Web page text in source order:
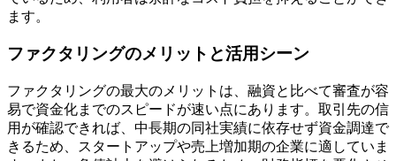
ます。
ファクタリングのメリットと活用シーン
ファクタリングの最大のメリットは、融資と比べて審査が容
易で資金化までのスピードが速い点にあります。取引先の信
用が確認できれば、中長期の同社実績に依存せず資金調達で
きるため、スタートアップや売上増加期の企業に適していま